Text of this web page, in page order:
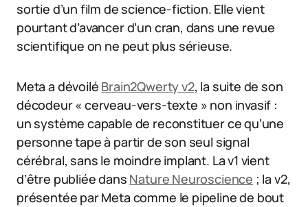
sortie d’un film de science-fiction. Elle vient
pourtant d’avancer d’un cran, dans une revue
scientifique on ne peut plus sérieuse.
Meta a dévoilé Brain2Qwerty v2, la suite de son
décodeur « cerveau-vers-texte » non invasif :
un système capable de reconstituer ce qu’une
personne tape à partir de son seul signal
cérébral, sans le moindre implant. La v1 vient
d’être publiée dans Nature Neuroscience ; la v2,
présentée par Meta comme le pipeline de bout